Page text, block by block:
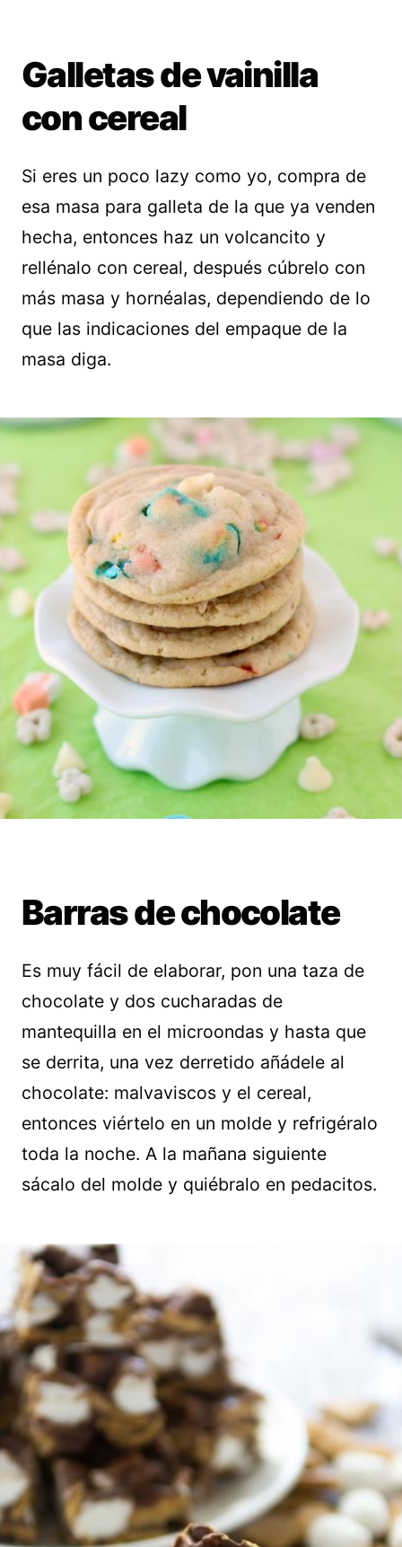
Galletas de vainilla
con cereal
Si eres un poco lazy como yo, compra de
esa masa para galleta de la que ya venden
hecha, entonces haz un volcancito y
rellénalo con cereal, después cúbrelo con
más masa y hornéalas, dependiendo de lo
que las indicaciones del empaque de la
masa diga.
Barras de chocolate
Es muy fácil de elaborar, pon una taza de
chocolate y dos cucharadas de
mantequilla en el microondas y hasta que
se derrita, una vez derretido añádele al
chocolate: malvaviscos y el cereal,
entonces viértelo en un molde y refrigéralo
toda la noche. A la mañana siguiente
sácalo del molde y quiébralo en pedacitos.